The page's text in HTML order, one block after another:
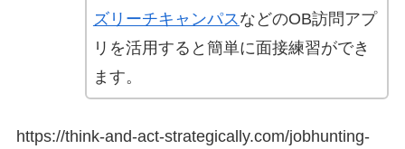
ズリーチキャンパス などのOB訪問アプ
リを活用すると簡単に面接練習ができ
ます。
https://think-and-act-strategically.com/jobhunting-